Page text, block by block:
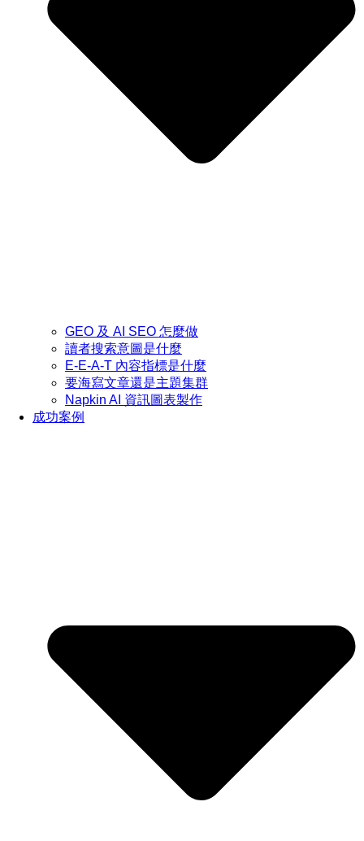
GEO 及 AI SEO 怎麼做
讀者搜索意圖是什麼
E-E-A-T 內容指標是什麼
要海寫文章還是主題集群
Napkin AI 資訊圖表製作
成功案例